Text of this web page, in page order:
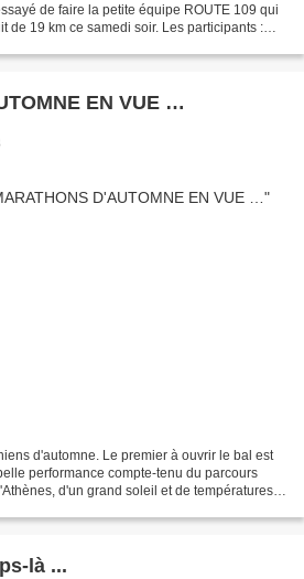
de faire la petite équipe ROUTE 109 qui
de 19 km ce samedi soir. Les participants :
EN VUE …
d'automne. Le premier à ouvrir le bal est
performance compte-tenu du parcours
d'un grand soleil et de températures
là ...